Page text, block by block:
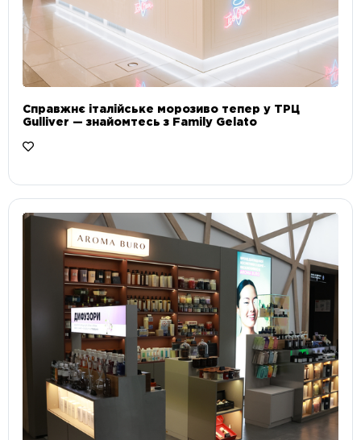
Справжнє італійське морозиво тепер у ТРЦ
Gulliver — знайомтесь з Family Gelato